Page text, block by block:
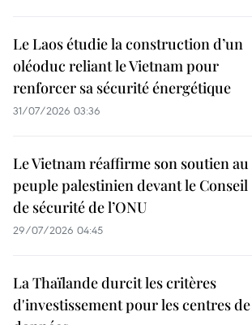
Le Laos étudie la construction d’un
oléoduc reliant le Vietnam pour
renforcer sa sécurité énergétique
31/07/2026 03:36
Le Vietnam réaffirme son soutien au
peuple palestinien devant le Conseil
de sécurité de l’ONU
29/07/2026 04:45
La Thaïlande durcit les critères
d'investissement pour les centres de